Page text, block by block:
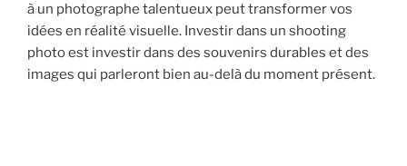
à un photographe talentueux peut transformer vos
idées en réalité visuelle. Investir dans un shooting
photo est investir dans des souvenirs durables et des
images qui parleront bien au-delà du moment présent.